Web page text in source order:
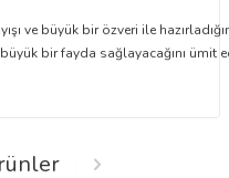
ve büyük bir özveri ile
bir fayda sağlayacağını ümit